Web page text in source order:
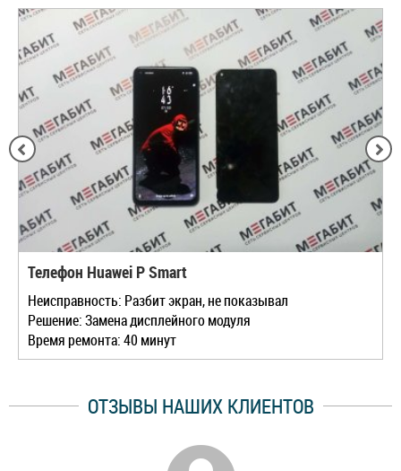
Телефон Huawei P Smart
Неисправность: Разбит экран, не показывал
Решение: Замена дисплейного модуля
Время ремонта: 40 минут
ОТЗЫВЫ НАШИХ КЛИЕНТОВ